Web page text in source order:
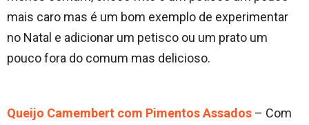
mais caro mas é um bom exemplo de experimentar
no Natal e adicionar um petisco ou um prato um
pouco fora do comum mas delicioso.
Queijo Camembert com Pimentos Assados – Com